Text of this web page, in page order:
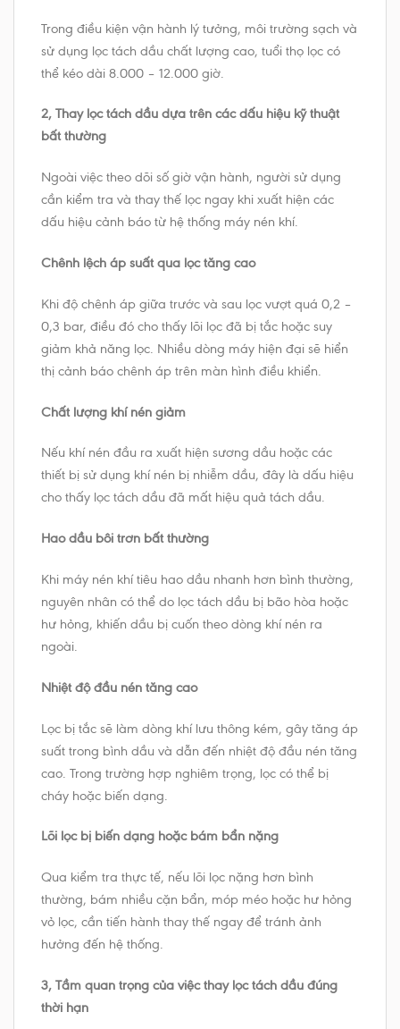
Trong điều kiện vận hành lý tưởng, môi trường sạch và
sử dụng lọc tách dầu chất lượng cao, tuổi thọ lọc có
thể kéo dài 8.000 – 12.000 giờ.
2, Thay lọc tách dầu dựa trên các dấu hiệu kỹ thuật
bất thường
Ngoài việc theo dõi số giờ vận hành, người sử dụng
cần kiểm tra và thay thế lọc ngay khi xuất hiện các
dấu hiệu cảnh báo từ hệ thống máy nén khí.
Chênh lệch áp suất qua lọc tăng cao
Khi độ chênh áp giữa trước và sau lọc vượt quá 0,2 –
0,3 bar, điều đó cho thấy lõi lọc đã bị tắc hoặc suy
giảm khả năng lọc. Nhiều dòng máy hiện đại sẽ hiển
thị cảnh báo chênh áp trên màn hình điều khiển.
Chất lượng khí nén giảm
Nếu khí nén đầu ra xuất hiện sương dầu hoặc các
thiết bị sử dụng khí nén bị nhiễm dầu, đây là dấu hiệu
cho thấy lọc tách dầu đã mất hiệu quả tách dầu.
Hao dầu bôi trơn bất thường
Khi máy nén khí tiêu hao dầu nhanh hơn bình thường,
nguyên nhân có thể do lọc tách dầu bị bão hòa hoặc
hư hỏng, khiến dầu bị cuốn theo dòng khí nén ra
ngoài.
Nhiệt độ đầu nén tăng cao
Lọc bị tắc sẽ làm dòng khí lưu thông kém, gây tăng áp
suất trong bình dầu và dẫn đến nhiệt độ đầu nén tăng
cao. Trong trường hợp nghiêm trọng, lọc có thể bị
cháy hoặc biến dạng.
Lõi lọc bị biến dạng hoặc bám bẩn nặng
Qua kiểm tra thực tế, nếu lõi lọc nặng hơn bình
thường, bám nhiều cặn bẩn, móp méo hoặc hư hỏng
vỏ lọc, cần tiến hành thay thế ngay để tránh ảnh
hưởng đến hệ thống.
3, Tầm quan trọng của việc thay lọc tách dầu đúng
thời hạn